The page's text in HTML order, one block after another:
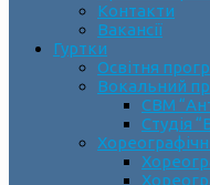
Контакти
Вакансії
Гуртки
Освітня
Вокальний
СВМ
Студія